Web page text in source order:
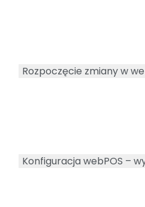
Rozpoczęcie zmiany w
Konfiguracja webPOS –